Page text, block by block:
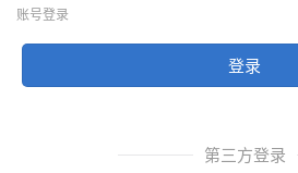
账号登录
登录
第三方登录